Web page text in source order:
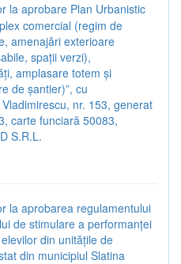
la aprobare Plan Urbanistic
comercial (regim de
amenajări exterioare
spații verzi),
amplasare totem și
de șantier)”, cu
nr. 153, generat
carte funciară 50083,
S.R.L.
la aprobarea regulamentului
de stimulare a performanței
din unitățile de
din municipiul Slatina